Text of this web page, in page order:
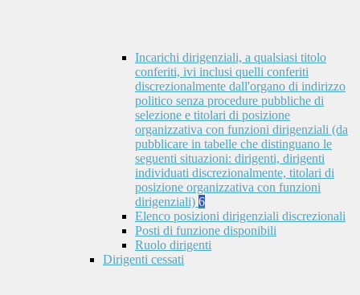
Incarichi dirigenziali, a qualsiasi titolo
conferiti, ivi inclusi quelli conferiti
discrezionalmente dall'organo di indirizzo
politico senza procedure pubbliche di
selezione e titolari di posizione
organizzativa con funzioni dirigenziali (da
pubblicare in tabelle che distinguano le
seguenti situazioni: dirigenti, dirigenti
individuati discrezionalmente, titolari di
posizione organizzativa con funzioni
dirigenziali) 6
Elenco posizioni dirigenziali discrezionali
Posti di funzione disponibili
Ruolo dirigenti
Dirigenti cessati